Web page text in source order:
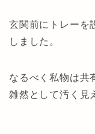
玄関前にトレーを
しました。
なるべく私物は共
雑然として汚く見